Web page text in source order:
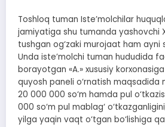
Toshloq tuman Iste’molchilar
jamiyatiga shu tumanda yashovchi
tushgan og‘zaki murojaat ham ayni
Unda iste’molchi tuman hududida
borayotgan «A.» xususiy
quyosh paneli o‘rnatish maqsadida
20 000 000 so‘m hamda pul
000 so‘m pul mablag‘
yilga yaqin vaqt o‘tgan bo‘lishiga